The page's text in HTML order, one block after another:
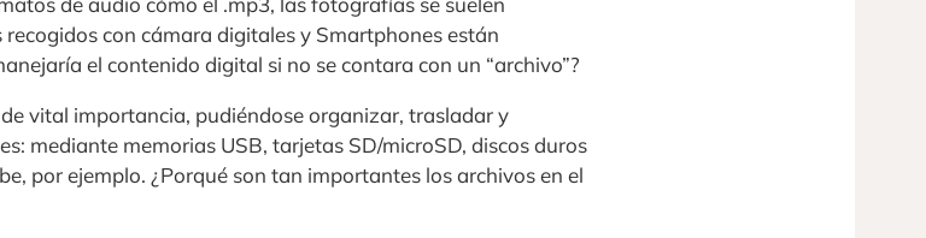
con cámara digitales y Smartphones están
el contenido digital si no se contara con un “archivo”?
vital importancia, pudiéndose organizar, trasladar y
mediante memorias USB, tarjetas SD/microSD, discos duros
por ejemplo. ¿Porqué son tan importantes los archivos en el